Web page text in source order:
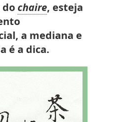
do chaire, esteja
a mediana e
é a dica.